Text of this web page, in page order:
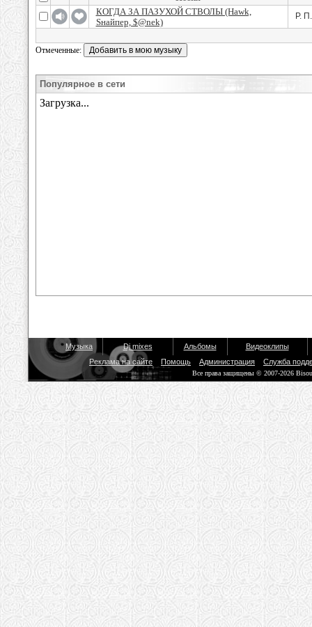
КОГДА ЗА ПАЗУХОЙ СТВОЛЫ (Hawk,
Sнайпер, $@nek)
Р.
Отмеченные:
Популярное в сети
Музыка Dj mixes Альбомы
Видеоклипы
Реклама на сайте
Помощь Администрация Служба
Все права защищены © 2007-2026